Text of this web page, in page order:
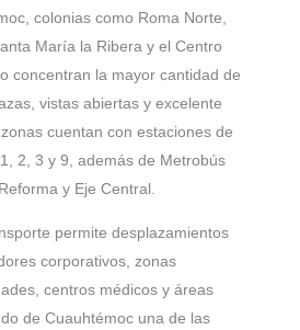
colonias como Roma Norte,
María la Ribera y el Centro
concentran la mayor cantidad de
vistas abiertas y excelente
cuentan con estaciones de
2, 3 y 9, además de Metrobús
y Eje Central.
permite desplazamientos
corporativos, zonas
centros médicos y áreas
de Cuauhtémoc una de las